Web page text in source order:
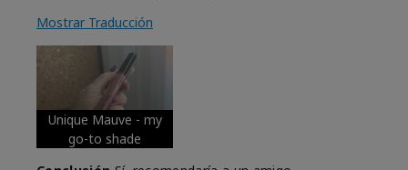
Mostrar Traducción
Unique Mauve - my
go-to shade